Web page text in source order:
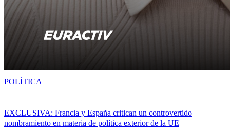
EXCLUSIVA: Francia y España critican un controvertido
nombramiento en materia de política exterior de la UE
POLÍTICA